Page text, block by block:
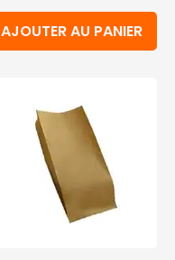
AJOUTER AU PANIER